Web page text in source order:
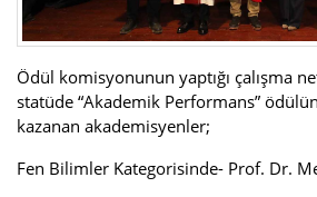
Ödül komisyonunun yaptığı çalışma
statüde “Akademik Performans”
kazanan akademisyenler;
Fen Bilimler Kategorisinde- Prof. Dr.